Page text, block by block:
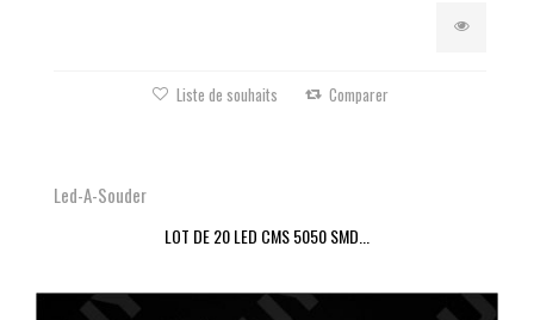
Liste de souhaits Comparer
Led-A-Souder
LOT DE 20 LED CMS 5050 SMD...